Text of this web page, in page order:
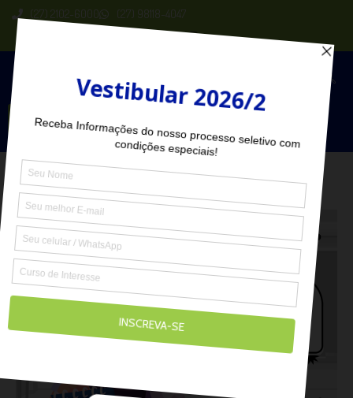
(27) 2102-6000 (27) 98118-4047
Seja Aluno